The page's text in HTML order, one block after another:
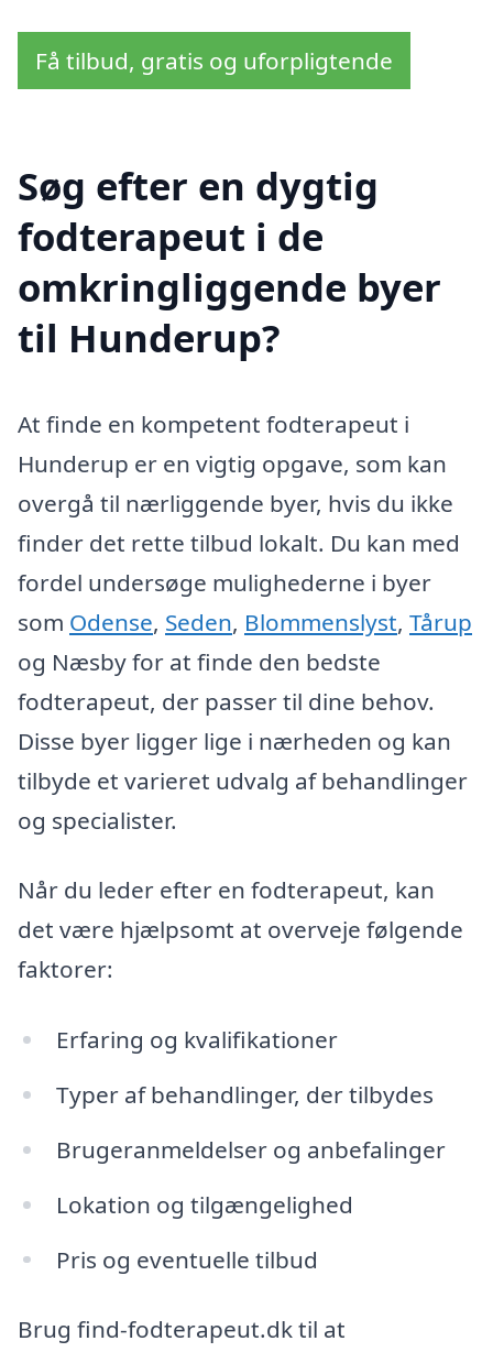
Få tilbud, gratis og uforpligtende
Søg efter en dygtig
fodterapeut i de
omkringliggende byer
til Hunderup?
At finde en kompetent fodterapeut i
Hunderup er en vigtig opgave, som kan
overgå til nærliggende byer, hvis du ikke
finder det rette tilbud lokalt. Du kan med
fordel undersøge mulighederne i byer
som Odense, Seden, Blommenslyst, Tårup
og Næsby for at finde den bedste
fodterapeut, der passer til dine behov.
Disse byer ligger lige i nærheden og kan
tilbyde et varieret udvalg af behandlinger
og specialister.
Når du leder efter en fodterapeut, kan
det være hjælpsomt at overveje følgende
faktorer:
Erfaring og kvalifikationer
Typer af behandlinger, der tilbydes
Brugeranmeldelser og anbefalinger
Lokation og tilgængelighed
Pris og eventuelle tilbud
Brug find-fodterapeut.dk til at